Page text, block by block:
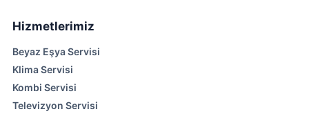
Hizmetlerimiz
Beyaz Eşya Servisi
Klima Servisi
Kombi Servisi
Televizyon Servisi